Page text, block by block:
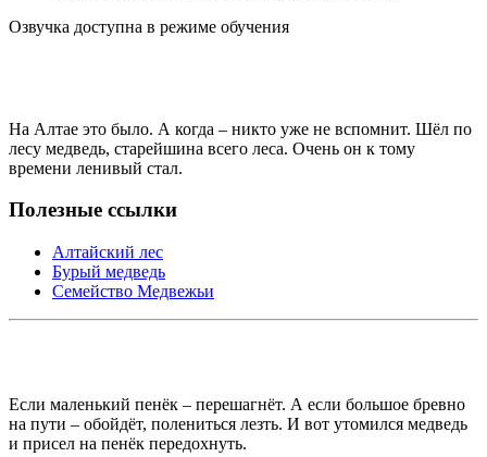
Озвучка доступна в режиме обучения
На Алтае это было. А когда – никто уже не вспомнит. Шёл по
лесу медведь, старейшина всего леса. Очень он к тому
времени ленивый стал.
Полезные ссылки
Алтайский лес
Бурый медведь
Семейство Медвежьи
Если маленький пенёк – перешагнёт. А если большое бревно
на пути – обойдёт, полениться лезть. И вот утомился медведь
и присел на пенёк передохнуть.